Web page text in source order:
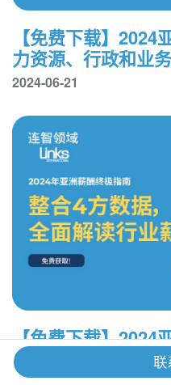
【免费下载】
力资源、行政和业
2024-06-21
【免费下载】2024
筑、物业和工程行联